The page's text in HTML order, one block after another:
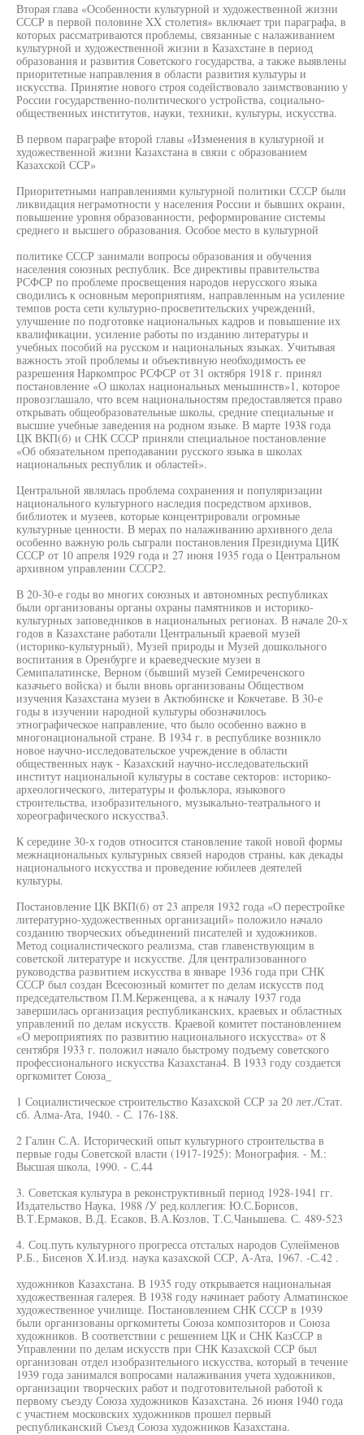
Вторая глава «Особенности культурной и художественной жизни
СССР в первой половине XX столетия» включает три параграфа, в
которых рассматриваются проблемы, связанные с налаживанием
культурной и художественной жизни в Казахстане в период
образования и развития Советского государства, а также выявлены
приоритетные направления в области развития культуры и
искусства. Принятие нового строя содействовало заимствованию у
России государственно-политического устройства, социально-
общественных институтов, науки, техники, культуры, искусства.
В первом параграфе второй главы «Изменения в культурной и
художественной жизни Казахстана в связи с образованием
Казахской ССР»
Приоритетными направлениями культурной политики СССР были
ликвидация неграмотности у населения России и бывших окраин,
повышение уровня образованности, реформирование системы
среднего и высшего образования. Особое место в культурной
политике СССР занимали вопросы образования и обучения
населения союзных республик. Все директивы правительства
РСФСР по проблеме просвещения народов нерусского языка
сводились к основным мероприятиям, направленным на усиление
темпов роста сети культурно-просветительских учреждений,
улучшение по подготовке национальных кадров и повышение их
квалификации, усиление работы по изданию литературы и
учебных пособий на русском и национальных языках. Учитывая
важность этой проблемы и объективную необходимость ее
разрешения Наркомпрос РСФСР от 31 октября 1918 г. принял
постановление «О школах национальных меньшинств»1, которое
провозглашало, что всем национальностям предоставляется право
открывать общеобразовательные школы, средние специальные и
высшие учебные заведения на родном языке. В марте 1938 года
ЦК ВКП(б) и СНК СССР приняли специальное постановление
«Об обязательном преподавании русского языка в школах
национальных республик и областей».
Центральной являлась проблема сохранения и популяризации
национального культурного наследия посредством архивов,
библиотек и музеев, которые концентрировали огромные
культурные ценности. В мерах по налаживанию архивного дела
особенно важную роль сыграли постановления Президиума ЦИК
СССР от 10 апреля 1929 года и 27 июня 1935 года о Центральном
архивном управлении СССР2.
В 20-30-е годы во многих союзных и автономных республиках
были организованы органы охраны памятников и историко-
культурных заповедников в национальных регионах. В начале 20-х
годов в Казахстане работали Центральный краевой музей
(историко-культурный), Музей природы и Музей дошкольного
воспитания в Оренбурге и краеведческие музеи в
Семипалатинске, Верном (бывший музей Семиреченского
казачьего войска) и были вновь организованы Обществом
изучения Казахстана музеи в Актюбинске и Кокчетаве. В 30-е
годы в изучении народной культуры обозначилось
этнографическое направление, что было особенно важно в
многонациональной стране. В 1934 г. в республике возникло
новое научно-исследовательское учреждение в области
общественных наук - Казахский научно-исследовательский
институт национальной культуры в составе секторов: историко-
археологического, литературы и фольклора, языкового
строительства, изобразительного, музыкально-театрального и
хореографического искусства3.
К середине 30-х годов относится становление такой новой формы
межнациональных культурных связей народов страны, как декады
национального искусства и проведение юбилеев деятелей
культуры.
Постановление ЦК ВКП(б) от 23 апреля 1932 года «О перестройке
литературно-художественных организаций» положило начало
созданию творческих объединений писателей и художников.
Метод социалистического реализма, став главенствующим в
советской литературе и искусстве. Для централизованного
руководства развитием искусства в январе 1936 года при СНК
СССР был создан Всесоюзный комитет по делам искусств под
председательством П.М.Керженцева, а к началу 1937 года
завершилась организация республиканских, краевых и областных
управлений по делам искусств. Краевой комитет постановлением
«О мероприятиях по развитию национального искусства» от 8
сентября 1933 г. положил начало быстрому подъему советского
профессионального искусства Казахстана4. В 1933 году создается
оргкомитет Союза_
1 Социалистическое строительство Казахской ССР за 20 лет./Стат.
сб. Алма-Ата, 1940. - С. 176-188.
2 Галин С.А. Исторический опыт культурного строительства в
первые годы Советской власти (1917-1925): Монография. - М.:
Высшая школа, 1990. - С.44
3. Советская культура в реконструктивный период 1928-1941 гг.
Издательство Наука, 1988 /У ред.коллегия: Ю.С.Борисов,
В.Т.Ермаков, В.Д. Есаков, В.А.Козлов, Т.С.Чанышева. С. 489-523
4. Соц.путь культурного прогресса отсталых народов Сулейменов
Р.Б., Бисенов Х.И.изд. наука казахской ССР, А-Ата, 1967. -С.42 .
художников Казахстана. В 1935 году открывается национальная
художественная галерея. В 1938 году начинает работу Алматинское
художественное училище. Постановлением СНК СССР в 1939
были организованы оргкомитеты Союза композиторов и Союза
художников. В соответствии с решением ЦК и СНК КазССР в
Управлении по делам искусств при СНК Казахской ССР был
организован отдел изобразительного искусства, который в течение
1939 года занимался вопросами налаживания учета художников,
организации творческих работ и подготовительной работой к
первому съезду Союза художников Казахстана. 26 июня 1940 года
с участием московских художников прошел первый
республиканский Съезд Союза художников Казахстана.